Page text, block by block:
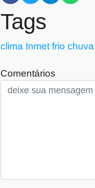
Tags
clima Inmet frio chuva
Comentários